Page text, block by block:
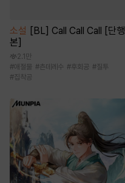
소설 [BL] Call Call Call [단행
본]
2.1만
#애절물 #츤데레수 #후회공 #질투
#집착공